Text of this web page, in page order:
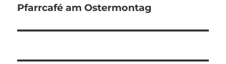
Beitrag:
Pfarrcafé am Ostermontag